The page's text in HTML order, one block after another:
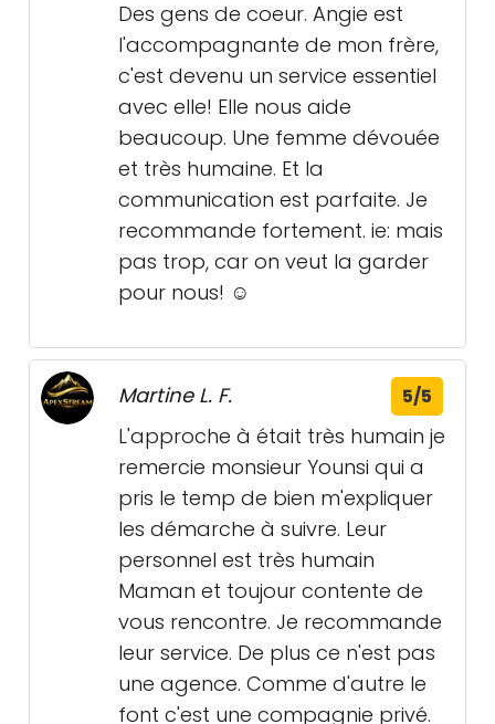
Des gens de coeur. Angie est
l'accompagnante de mon frère,
c'est devenu un service essentiel
avec elle! Elle nous aide
beaucoup. Une femme dévouée
et très humaine. Et la
communication est parfaite. Je
recommande fortement. ie: mais
pas trop, car on veut la garder
pour nous! ☺️
Martine L. F. 5/5
L'approche à était très humain je
remercie monsieur Younsi qui a
pris le temp de bien m'expliquer
les démarche à suivre. Leur
personnel est très humain
Maman et toujour contente de
vous rencontre. Je recommande
leur service. De plus ce n'est pas
une agence. Comme d'autre le
font c'est une compagnie privé.